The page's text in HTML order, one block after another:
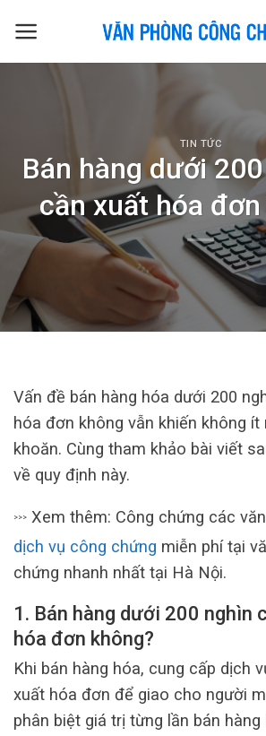
TIN TỨC
Bán hàng dưới
cần xuất hóa
Vấn đề bán hàng hóa dưới 200
hóa đơn không vẫn khiến không ít
khoăn. Cùng tham khảo bài viết
về quy định này.
>>> Xem thêm: Công chứng các
dịch vụ công chứng miễn phí tại
chứng nhanh nhất tại Hà Nội.
1. Bán hàng dưới 200 nghìn
hóa đơn không?
Khi bán hàng hóa, cung cấp dịch
xuất hóa đơn để giao cho người
phân biệt giá trị từng lần bán hàng